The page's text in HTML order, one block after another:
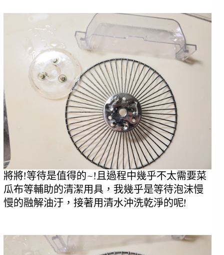
將將!等待是值得的~!且過程中幾乎不太需要菜
瓜布等輔助的清潔用具，我幾乎是等待泡沫慢
慢的融解油汙，接著用清水沖洗乾淨的呢!